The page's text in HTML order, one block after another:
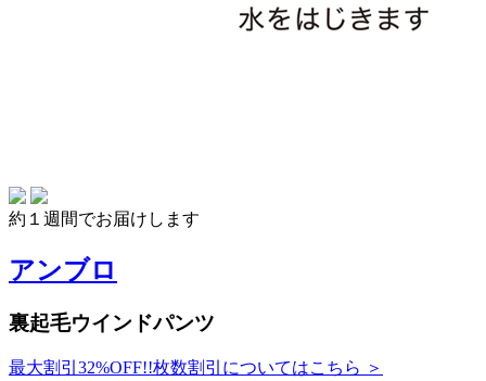
約１週間でお届けします
アンブロ
裏起毛ウインドパンツ
最大割引32%OFF!!枚数割引についてはこちら ＞